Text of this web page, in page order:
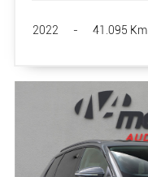
2022 - 41.095 Km